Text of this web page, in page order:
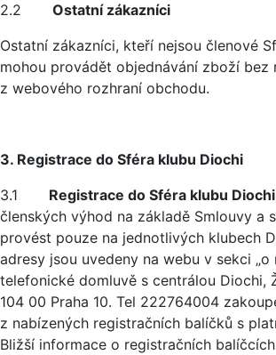
2.2 Ostatní zákazníci
Ostatní zákazníci, kteří nejsou členové
mohou provádět objednávání zboží bez
z webového rozhraní obchodu.
3. Registrace do Sféra klubu Diochi
3.1 Registrace do Sféra klubu Diochi
členských výhod na základě Smlouvy a
provést pouze na jednotlivých klubech
adresy jsou uvedeny na webu v sekci „o
telefonické domluvě s centrálou Diochi,
104 00 Praha 10. Tel 222764004
z nabízených registračních balíčků s
Bližší informace o registračních